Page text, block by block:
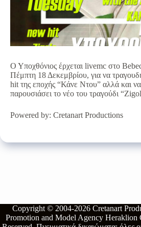
Ο Υποχθόνιος έρχεται livemc στο
Πέμπτη 18 Δεκεμβρίου, για να
hit της εποχής “Κάνε Ντου” αλλά και
παρουσιάσει το νέο του τραγούδι
Powered by: Cretanart Productions
Copyright © 2004-2026 Cretanart
Promotion and Model Agency Heraklion